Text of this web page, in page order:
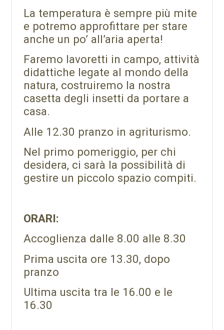
La temperatura è sempre più mite
e potremo approfittare per stare
anche un po’ all’aria aperta!
Faremo lavoretti in campo, attività
didattiche legate al mondo della
natura, costruiremo la nostra
casetta degli insetti da portare a
casa.
Alle 12.30 pranzo in agriturismo.
Nel primo pomeriggio, per chi
desidera, ci sarà la possibilità di
gestire un piccolo spazio compiti.
ORARI:
Accoglienza dalle 8.00 alle 8.30
Prima uscita ore 13.30, dopo
pranzo
Ultima uscita tra le 16.00 e le
16.30